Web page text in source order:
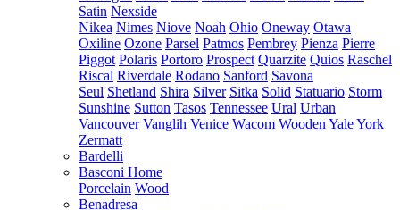
Satin Nexside
Nikea Nimes Niove Noah Ohio Oneway Otawa
Oxiline Ozone Parsel Patmos Pembrey Pienza Pierre
Piggot Polaris Portoro Prospect Quarzite Quios Raschel
Riscal Riverdale Rodano Sanford Savona
Seul Shetland Shira Silver Sitka Solid Statuario Storm
Sunshine Sutton Tasos Tennessee Ural Urban
Vancouver Vanglih Venice Wacom Wooden YaleYork
Zermatt
Bardelli
Basconi Home
Porcelain Wood
Benadresa